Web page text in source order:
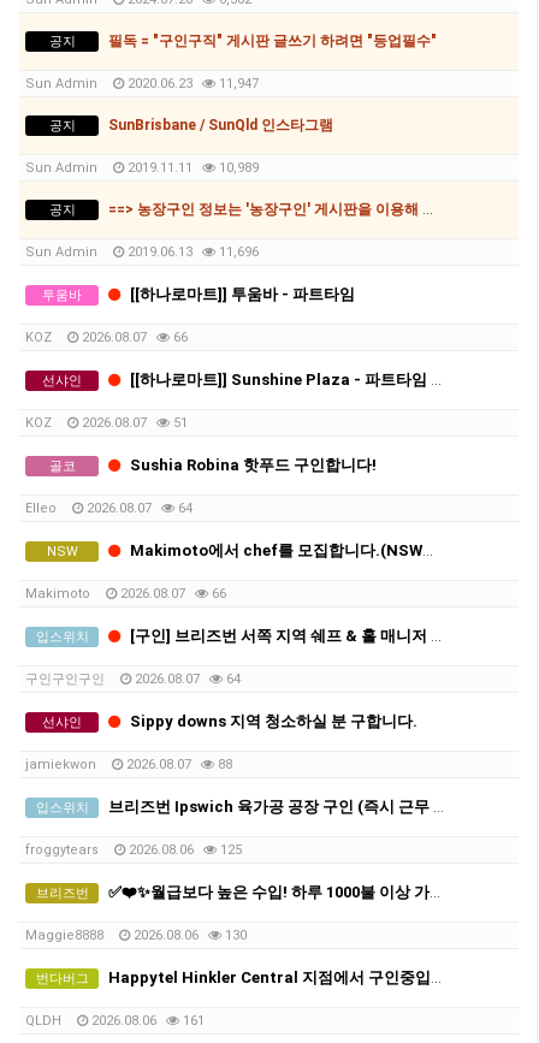
공지 필독 = "구인구직" 게시판 글쓰기 하려면 "등업필수"
Sun Admin 2020.06.23 11,947
공지 SunBrisbane / SunQld 인스타그램
Sun Admin 2019.11.11 10,989
공지 ==> 농장구인 정보는 '농장구인' 게시판을 이용해 주시기 바랍니다.
Sun Admin 2019.06.13 11,696
투움바 [[하나로마트]] 투움바 - 파트타임
KOZ 2026.08.07 66
선샤인 [[하나로마트]] Sunshine Plaza - 파트타임 채용 공고 - 주니어 지원 가능
KOZ 2026.08.07 51
골코 Sushia Robina 핫푸드 구인합니다!
Elleo 2026.08.07 64
NSW Makimoto에서 chef를 모집합니다.(NSW주 PORT MACQUARIE)
Makimoto 2026.08.07 66
입스위치 [구인] 브리즈번 서쪽 지역 쉐프 & 홀 매니저 모집 (장기 근무 가능자)
구인구인구인 2026.08.07 64
선샤인 Sippy downs 지역 청소하실 분 구합니다.
jamiekwon 2026.08.07 88
입스위치 브리즈번 Ipswich 육가공 공장 구인 (즉시 근무 가능)
froggytears 2026.08.06 125
브리즈번 ✅❤️✨월급보다 높은 수입! 하루 1000불 이상 가능한 프리미엄 마사지샵❤️✅✨
Maggie8888 2026.08.06 130
번다버그 Happytel Hinkler Central 지점에서 구인중입니다.
QLDH 2026.08.06 161